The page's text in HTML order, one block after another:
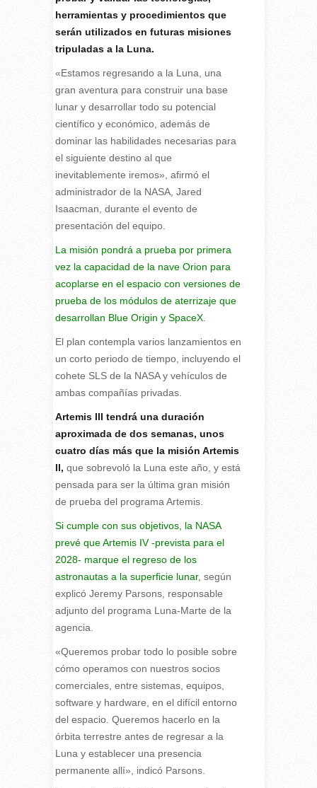
herramientas y procedimientos que
serán utilizados en futuras misiones
tripuladas a la Luna.
«Estamos regresando a la Luna, una
gran aventura para construir una base
lunar y desarrollar todo su potencial
científico y económico, además de
dominar las habilidades necesarias para
el siguiente destino al que
inevitablemente iremos», afirmó el
administrador de la NASA, Jared
Isaacman, durante el evento de
presentación del equipo.
La misión pondrá a prueba por primera
vez la capacidad de la nave Orion para
acoplarse en el espacio con versiones de
prueba de los módulos de aterrizaje que
desarrollan Blue Origin y SpaceX.
El plan contempla varios lanzamientos en
un corto periodo de tiempo, incluyendo el
cohete SLS de la NASA y vehículos de
ambas compañías privadas.
Artemis III tendrá una duración
aproximada de dos semanas, unos
cuatro días más que la misión Artemis
II, que sobrevoló la Luna este año, y está
pensada para ser la última gran misión
de prueba del programa Artemis.
Si cumple con sus objetivos, la NASA
prevé que Artemis IV -prevista para el
2028- marque el regreso de los
astronautas a la superficie lunar, según
explicó Jeremy Parsons, responsable
adjunto del programa Luna-Marte de la
agencia.
«Queremos probar todo lo posible sobre
cómo operamos con nuestros socios
comerciales, entre sistemas, equipos,
software y hardware, en el difícil entorno
del espacio. Queremos hacerlo en la
órbita terrestre antes de regresar a la
Luna y establecer una presencia
permanente allí», indicó Parsons.